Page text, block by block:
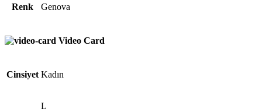
Renk Genova
Video Card
Cinsiyet Kadın
L